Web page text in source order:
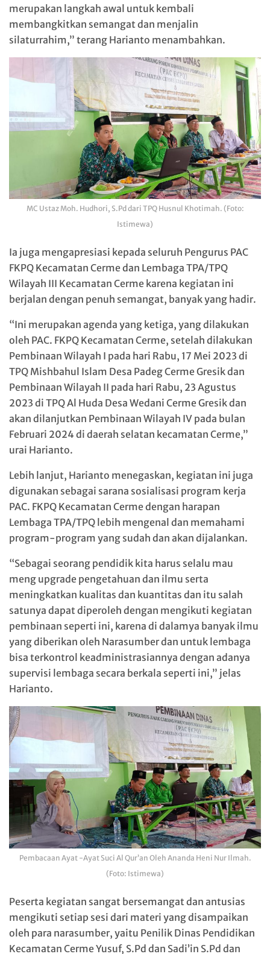
merupakan langkah awal untuk kembali
membangkitkan semangat dan menjalin
silaturrahim,” terang Harianto menambahkan.
MC Ustaz Moh. Hudhori, S.Pd dari TPQ Husnul Khotimah. (Foto:
Istimewa)
Ia juga mengapresiasi kepada seluruh Pengurus PAC
FKPQ Kecamatan Cerme dan Lembaga TPA/TPQ
Wilayah III Kecamatan Cerme karena kegiatan ini
berjalan dengan penuh semangat, banyak yang hadir.
“Ini merupakan agenda yang ketiga, yang dilakukan
oleh PAC. FKPQ Kecamatan Cerme, setelah dilakukan
Pembinaan Wilayah I pada hari Rabu, 17 Mei 2023 di
TPQ Mishbahul Islam Desa Padeg Cerme Gresik dan
Pembinaan Wilayah II pada hari Rabu, 23 Agustus
2023 di TPQ Al Huda Desa Wedani Cerme Gresik dan
akan dilanjutkan Pembinaan Wilayah IV pada bulan
Februari 2024 di daerah selatan kecamatan Cerme,”
urai Harianto.
Lebih lanjut, Harianto menegaskan, kegiatan ini juga
digunakan sebagai sarana sosialisasi program kerja
PAC. FKPQ Kecamatan Cerme dengan harapan
Lembaga TPA/TPQ lebih mengenal dan memahami
program-program yang sudah dan akan dijalankan.
“Sebagai seorang pendidik kita harus selalu mau
meng upgrade pengetahuan dan ilmu serta
meningkatkan kualitas dan kuantitas dan itu salah
satunya dapat diperoleh dengan mengikuti kegiatan
pembinaan seperti ini, karena di dalamya banyak ilmu
yang diberikan oleh Narasumber dan untuk lembaga
bisa terkontrol keadministrasiannya dengan adanya
supervisi lembaga secara berkala seperti ini,” jelas
Harianto.
Pembacaan Ayat -Ayat Suci Al Qur’an Oleh Ananda Heni Nur Ilmah.
(Foto: Istimewa)
Peserta kegiatan sangat bersemangat dan antusias
mengikuti setiap sesi dari materi yang disampaikan
oleh para narasumber, yaitu Penilik Dinas Pendidikan
Kecamatan Cerme Yusuf, S.Pd dan Sadi’in S.Pd dan